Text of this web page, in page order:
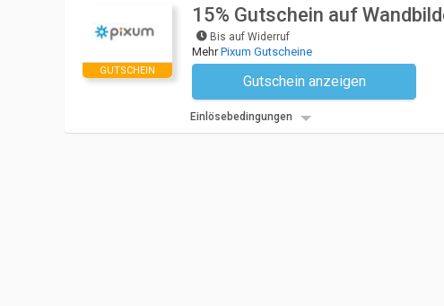
GUTSCHEIN
15% Gutschein auf
Bis auf Widerruf
MehrPixum Gutscheine
Gutschein anzeigen
Kein Code notwendig
Einlösebedingungen